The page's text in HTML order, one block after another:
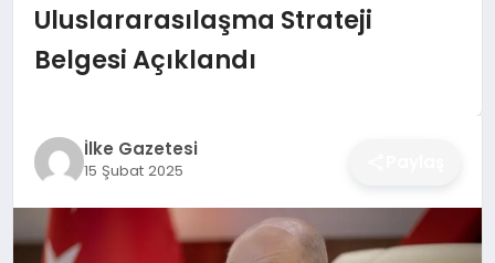
MAGAZIN
DÜNYA
SIYASET
Uluslararasılaşma Strateji
Belgesi Açıklandı
İlke Gazetesi
15 Şubat 2025